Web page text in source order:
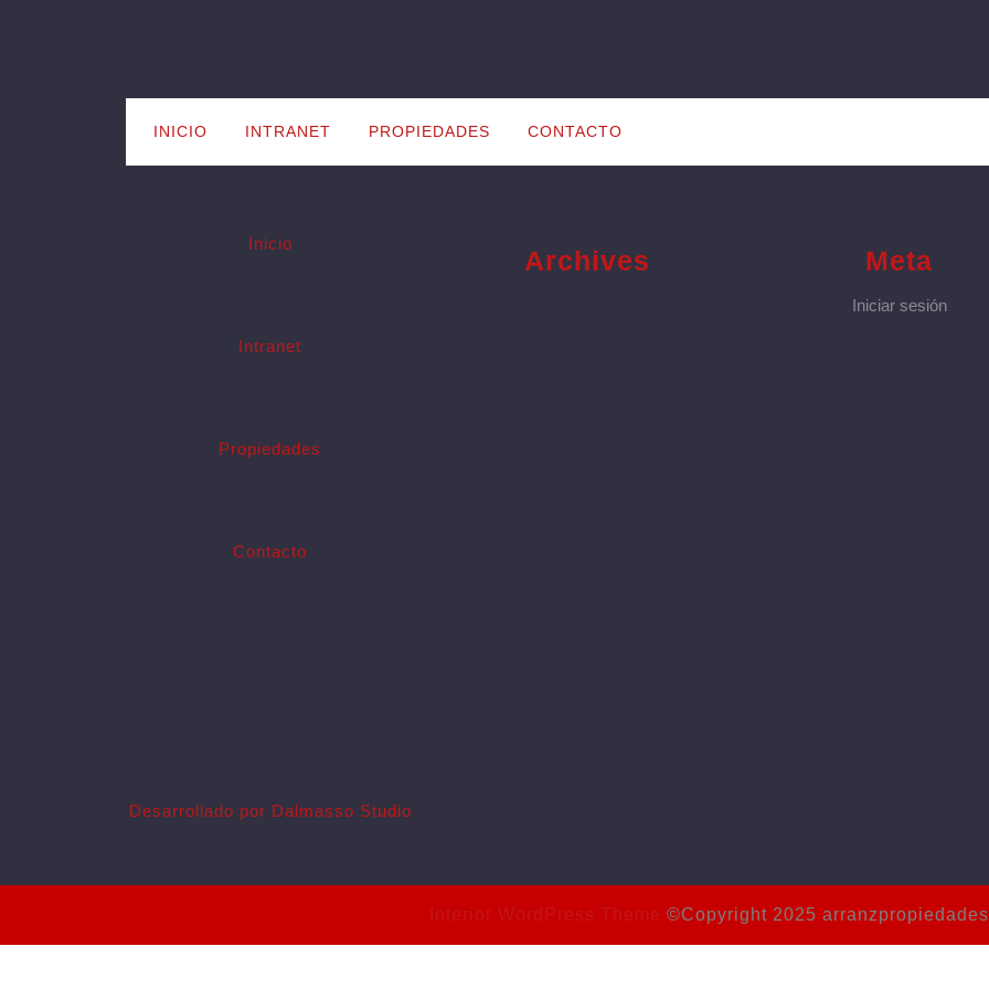
INICIO INTRANET PROPIEDADES CONTACTO
Inicio
Intranet
Propiedades
Contacto
Desarrollado por Dalmasso Studio
Archives Meta
Iniciar sesión
Interior WordPress Theme ©Copyright 2025